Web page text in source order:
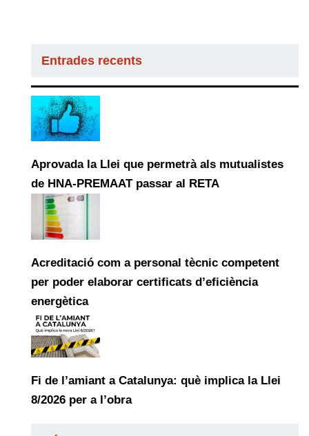
Entrades recents
Aprovada la Llei que permetrà als mutualistes
de HNA-PREMAAT passar al RETA
Acreditació com a personal tècnic competent
per poder elaborar certificats d’eficiència
energètica
Fi de l’amiant a Catalunya: què implica la Llei
8/2026 per a l’obra